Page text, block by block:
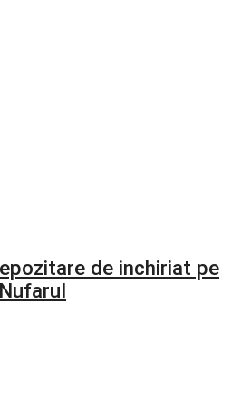
de inchiriat pe